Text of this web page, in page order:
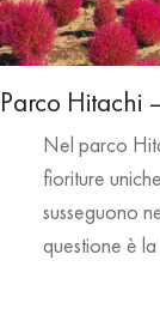
Parco Hitachi
Nel parco
fioriture
susseguono
questione è